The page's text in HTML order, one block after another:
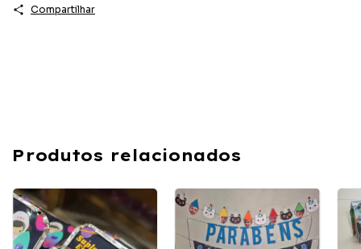
Compartilhar
Produtos relacionados